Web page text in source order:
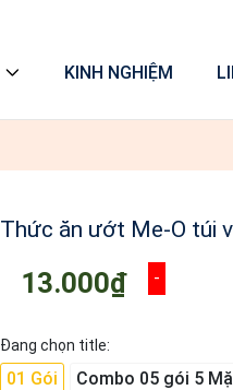
KINH NGHIỆM
Thức ăn ướt Me-O túi
13.000₫ -
Đang chọn title:
01 Gói Combo 05 gói 5